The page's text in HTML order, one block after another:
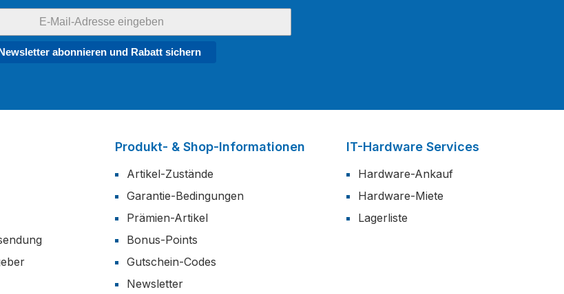
abonnieren und Rabatt sichern
Produkt- & Shop-Informationen
Artikel-Zustände
Garantie-Bedingungen
Prämien-Artikel
Bonus-Points
Gutschein-Codes
Newsletter
IT-Hardware Services
Hardware-Ankauf
Hardware-Miete
Lagerliste